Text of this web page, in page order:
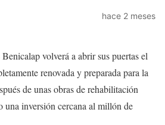
hace 2 meses
volverá a abrir sus puertas el
renovada y preparada para la
de unas obras de rehabilitación
una inversión cercana al millón de